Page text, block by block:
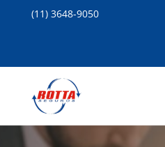
(11) 3648-9050